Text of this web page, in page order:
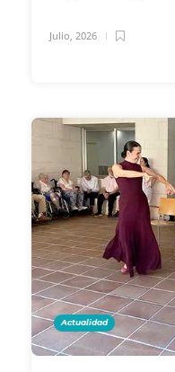
Julio, 2026
Actualidad